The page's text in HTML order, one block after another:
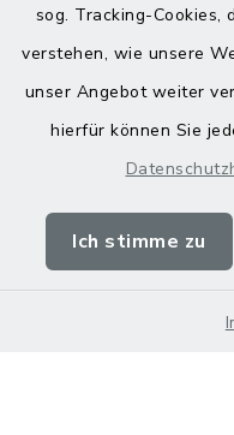
sog. Tracking-Cookies,
verstehen, wie unsere
unser Angebot weiter
hierfür können Sie
Ich stimme zu